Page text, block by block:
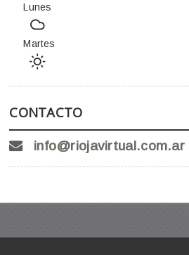
Lunes
Martes
CONTACTO
info@riojavirtual.com.ar